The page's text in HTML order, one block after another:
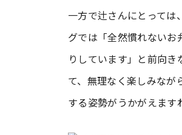
一方で辻さんにとっては
グでは「全然慣れないお
りしています」と前向
て、無理なく楽しみなが
する姿勢がうかがえます